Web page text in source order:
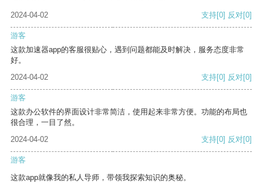
2024-04-02 支持[0] 反对[0]
游客
这款加速器app的客服很贴心，遇到问题都能及时解决，服务态度非常
好。
2024-04-02
支持[0] 反对[0]
游客
这款办公软件的界面设计非常简洁，使用起来非常方便。功能的布局也
很合理，一目了然。
2024-04-02
支持[0] 反对[0]
游客
这款app就像我的私人导师，带领我探索知识的奥秘。